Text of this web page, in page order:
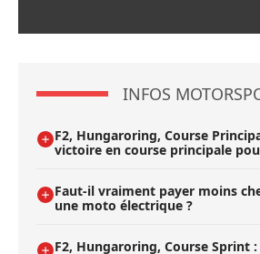
INFOS
F2, Hungaroring, Course
victoire en course principale
Faut-il vraiment payer moins
une moto électrique ?
F2, Hungaroring, Course Sprint